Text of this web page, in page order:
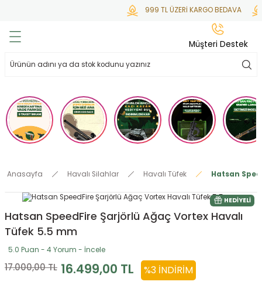
999 TL ÜZERİ KARGO BEDAVA
Anasayfa Havalı Silahlar Havalı Tüfek Hatsan
HEDIYELI
Hatsan SpeedFire Şarjörlü Ağaç Vortex Havalı
Tüfek 5.5 mm
5.0 Puan - 4 Yorum - İncele
17.000,00 TL 16.499,00 TL %3 İNDIRIM